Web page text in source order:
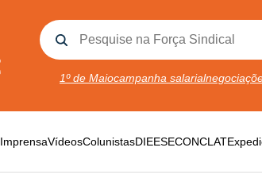
1º de Maiocampanha salarial
ImprensaVídeosColunistasDIEESECONCLAT